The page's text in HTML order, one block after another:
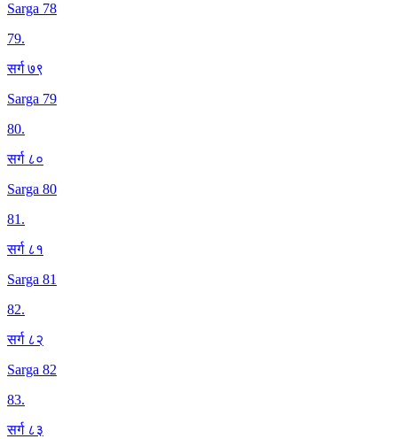
Sarga 78
79.
सर्ग ७९
Sarga 79
80.
सर्ग ८०
Sarga 80
81.
सर्ग ८१
Sarga 81
82.
सर्ग ८२
Sarga 82
83.
सर्ग ८३